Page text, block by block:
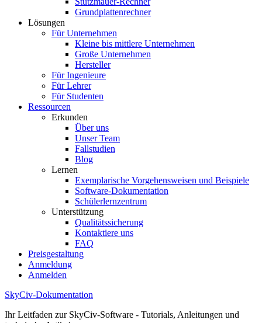
Grundplattenrechner
Lösungen
Für Unternehmen
Kleine bis mittlere Unternehmen
Große Unternehmen
Hersteller
Für Ingenieure
Für Lehrer
Für Studenten
Ressourcen
Erkunden
Über uns
Unser Team
Fallstudien
Blog
Lernen
Exemplarische Vorgehensweisen und Beispiele
Software-Dokumentation
Schülerlernzentrum
Unterstützung
Qualitätssicherung
Kontaktiere uns
FAQ
Preisgestaltung
Anmeldung
Anmelden
SkyCiv-Dokumentation
Ihr Leitfaden zur SkyCiv-Software - Tutorials, Anleitungen und